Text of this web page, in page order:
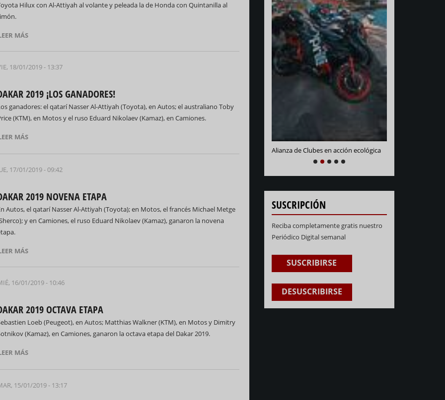
Hilux con Al-Attiyah al volante y peleada la de Honda con Quintanilla al
MÁS
18/01/2019 - 13:37
2019 ¡LOS GANADORES!
ganadores: el qatarí Nasser Al-Attiyah (Toyota), en Autos; el australiano Toby
(KTM), en Motos y el ruso Eduard Nikolaev (Kamaz), en Camiones.
MÁS
17/01/2019 - 09:42
2019 NOVENA ETAPA
Autos, el qatarí Nasser Al-Attiyah (Toyota); en Motos, el francés Michael Metge
y en Camiones, el ruso Eduard Nikolaev (Kamaz), ganaron la novena
MÁS
16/01/2019 - 10:46
2019 OCTAVA ETAPA
Loeb (Peugeot), en Autos; Matthias Walkner (KTM), en Motos y Dimitry
(Kamaz), en Camiones, ganaron la octava etapa del Dakar 2019.
MÁS
15/01/2019 - 13:17
(Fihav) 2023
Alianza de Clubes en acción ecológica
PREVIOUS
SUSCRIPCIÓN
Reciba completamente gratis nuestro
Periódico Digital semanal
SUSCRIBIRSE
DESUSCRIBIRSE